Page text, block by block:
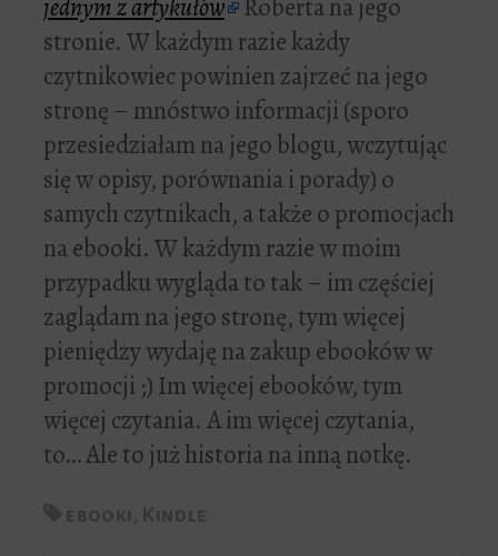
jednym z artykułów Roberta na jego
stronie. W każdym razie każdy
czytnikowiec powinien zajrzeć na jego
stronę – mnóstwo informacji (sporo
przesiedziałam na jego blogu, wczytując
się w opisy, porównania i porady) o
samych czytnikach, a także o promocjach
na ebooki. W każdym razie w moim
przypadku wygląda to tak – im częściej
zaglądam na jego stronę, tym więcej
pieniędzy wydaję na zakup ebooków w
promocji ;) Im więcej ebooków, tym
więcej czytania. A im więcej czytania,
to… Ale to już historia na inną notkę.